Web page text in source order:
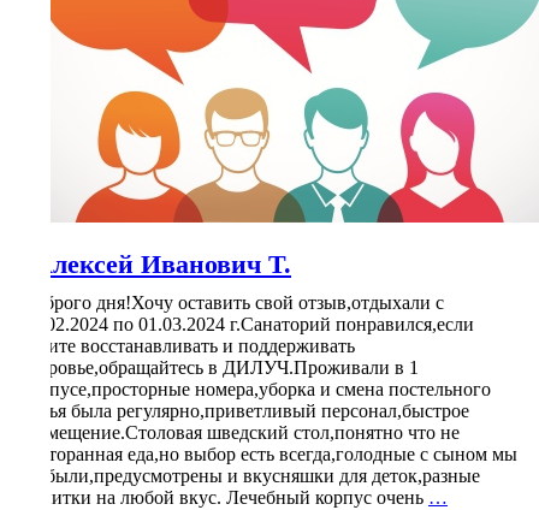
Алексей Иванович Т.
Доброго дня!Хочу оставить свой отзыв,отдыхали с
17.02.2024 по 01.03.2024 г.Санаторий понравился,если
хотите восстанавливать и поддерживать
здоровье,обращайтесь в ДИЛУЧ.Проживали в 1
корпусе,просторные номера,уборка и смена постельного
белья была регулярно,приветливый персонал,быстрое
размещение.Столовая шведский стол,понятно что не
ресторанная еда,но выбор есть всегда,голодные с сыном мы
не были,предусмотрены и вкусняшки для деток,разные
напитки на любой вкус. Лечебный корпус очень …